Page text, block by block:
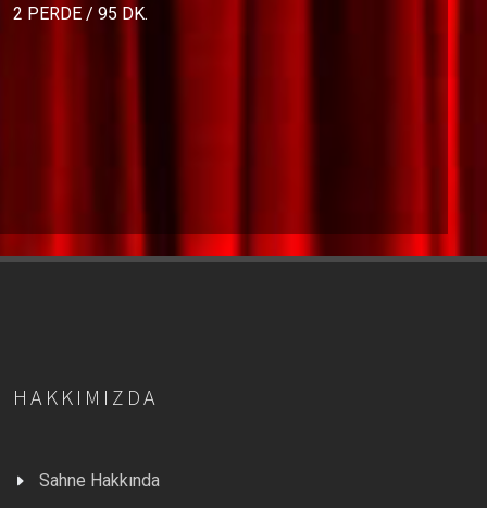
2 PERDE / 95 DK.
HAKKIMIZDA
Sahne Hakkında